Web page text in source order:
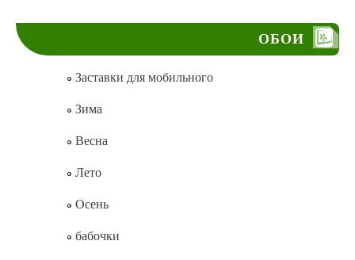
ОБОИ
Заставки для мобильного
Зима
Весна
Лето
Осень
бабочки